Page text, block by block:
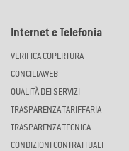
Internet e Telefonia
VERIFICA COPERTURA
CONCILIAWEB
QUALITÀ DEI SERVIZI
TRASPARENZA TARIFFARIA
TRASPARENZA TECNICA
CONDIZIONI CONTRATTUALI